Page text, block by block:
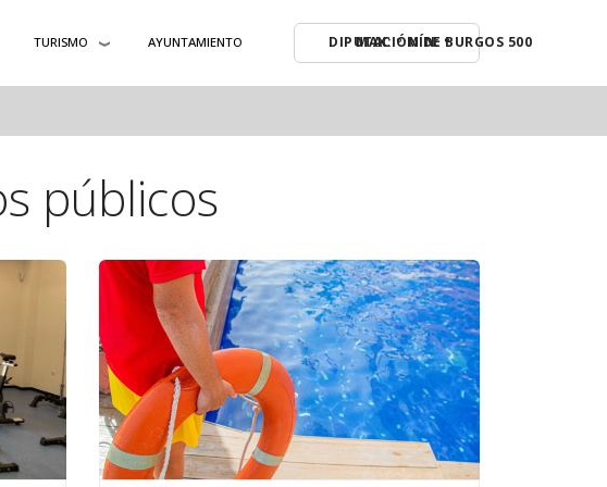
TURISMO AYUNTAMIENTO MAX: º MÍN: º
públicos